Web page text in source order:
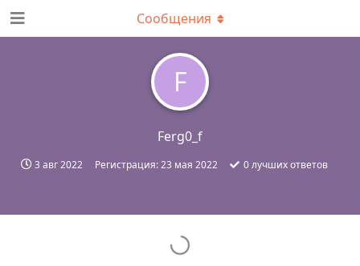
F
Ferg0_f
3 авг 2022 Регистрация:23 мая 2022 0лучших ответов
Сообщения